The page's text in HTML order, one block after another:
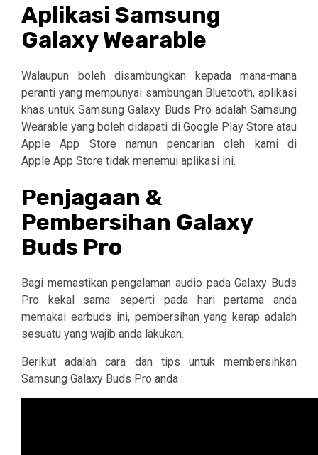
Aplikasi Samsung
Galaxy Wearable
Walaupun boleh disambungkan kepada mana-mana
peranti yang mempunyai sambungan Bluetooth, aplikasi
khas untuk Samsung Galaxy Buds Pro adalah Samsung
Wearable yang boleh didapati di Google Play Store atau
Apple App Store namun pencarian oleh kami di
Apple App Store tidak menemui aplikasi ini.
Penjagaan &
Pembersihan Galaxy
Buds Pro
Bagi memastikan pengalaman audio pada Galaxy Buds
Pro kekal sama seperti pada hari pertama anda
memakai earbuds ini, pembersihan yang kerap adalah
sesuatu yang wajib anda lakukan.
Berikut adalah cara dan tips untuk membersihkan
Samsung Galaxy Buds Pro anda :